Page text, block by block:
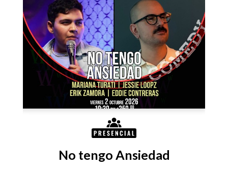
No tengo Ansiedad